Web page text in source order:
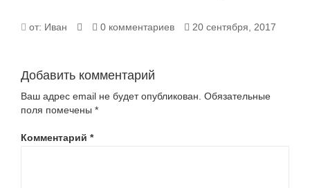
16296600_A1
от: Иван 0 комментариев 20 сентября, 2017
Добавить комментарий
Ваш адрес email не будет опубликован. Обязательные
поля помечены *
Комментарий *